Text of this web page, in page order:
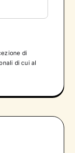
di
di cui al